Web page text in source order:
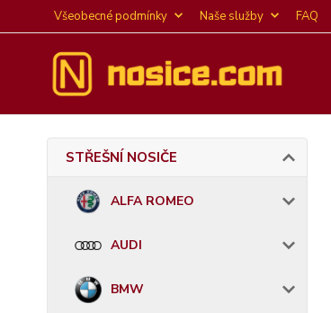
Všeobecné podmínky Naše služby FAQ
STŘEŠNÍ NOSIČE
ALFA ROMEO
AUDI
BMW